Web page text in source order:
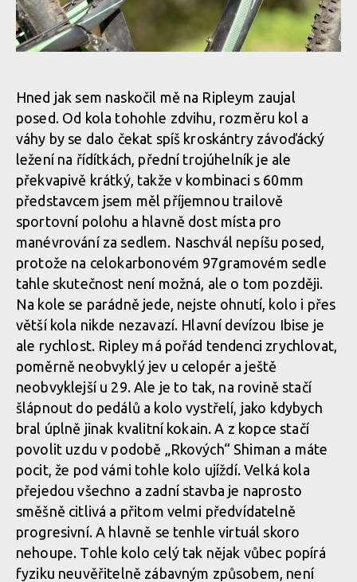
Hned jak sem naskočil mě na Ripleym zaujal
posed. Od kola tohohle zdvihu, rozměru kol a
váhy by se dalo čekat spíš kroskántry závoďácký
ležení na řídítkách, přední trojúhelník je ale
překvapivě krátký, takže v kombinaci s 60mm
představcem jsem měl příjemnou trailově
sportovní polohu a hlavně dost místa pro
manévrování za sedlem. Naschvál nepíšu posed,
protože na celokarbonovém 97gramovém sedle
tahle skutečnost není možná, ale o tom později.
Na kole se parádně jede, nejste ohnutí, kolo i přes
větší kola nikde nezavazí. Hlavní devízou Ibise je
ale rychlost. Ripley má pořád tendenci zrychlovat,
poměrně neobvyklý jev u celopér a ještě
neobvyklejší u 29. Ale je to tak, na rovině stačí
šlápnout do pedálů a kolo vystřelí, jako kdybych
bral úplně jinak kvalitní kokain. A z kopce stačí
povolit uzdu v podobě „Rkových“ Shiman a máte
pocit, že pod vámi tohle kolo ujíždí. Velká kola
přejedou všechno a zadní stavba je naprosto
směšně citlivá a přitom velmi předvídatelně
progresivní. A hlavně se tenhle virtuál skoro
nehoupe. Tohle kolo celý tak nějak vůbec popírá
fyziku neuvěřitelně zábavným způsobem, není